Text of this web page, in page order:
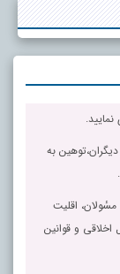
به
اقلیت
و قوانین